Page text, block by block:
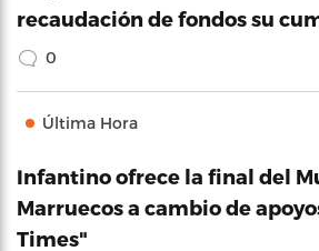
recaudación de fondos su
0
Última Hora
Infantino ofrece la final del
Marruecos a cambio de
Times"